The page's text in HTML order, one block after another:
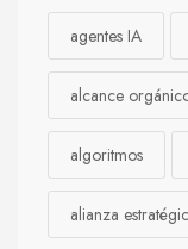
agentes IA
alcance
algoritmos
alianza